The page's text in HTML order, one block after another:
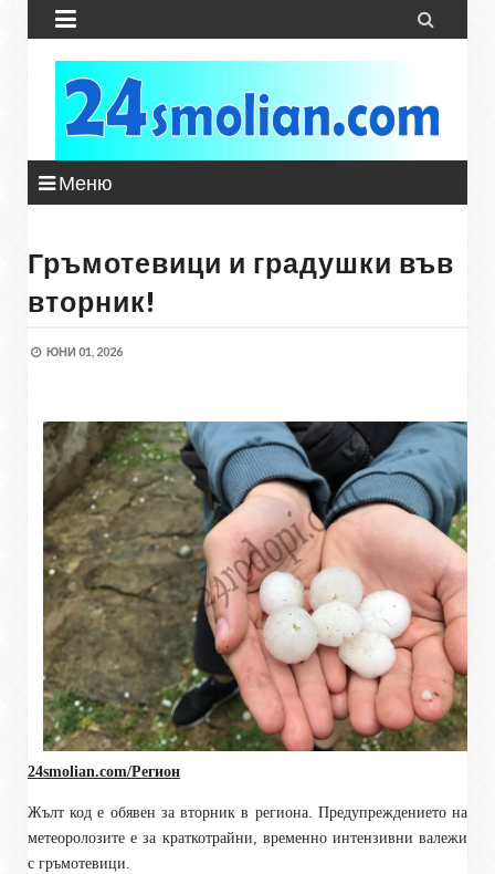
 
Меню
Гръмотевици и градушки във
вторник!
ЮНИ 01, 2026
24smolian.com/Регион
Жълт код е обявен за вторник в региона. Предупреждението на
метеоролозите е за краткотрайни, временно интензивни валежи
с гръмотевици.